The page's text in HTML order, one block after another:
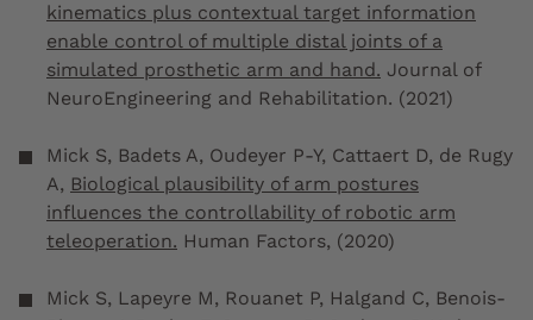
kinematics plus contextual target information
enable control of multiple distal joints of a
simulated prosthetic arm and hand. Journal of
NeuroEngineering and Rehabilitation. (2021)
Mick S, Badets A, Oudeyer P-Y, Cattaert D, de Rugy
A, Biological plausibility of arm postures
influences the controllability of robotic arm
teleoperation. Human Factors, (2020)
Mick S, Lapeyre M, Rouanet P, Halgand C, Benois-